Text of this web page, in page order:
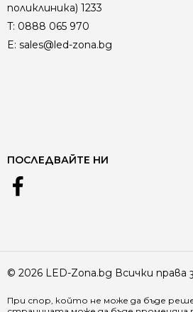
поликлиника) 1233
T: 0888 065 970
E: sales@led-zona.bg
ПОСЛЕДВАЙТЕ НИ
© 2026 LED-Zona.bg Всички права
При спор, който не може да бъде